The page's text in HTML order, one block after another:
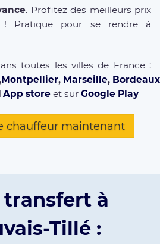
. Profitez des meilleurs prix
! Pratique pour se rendre à
toutes les villes de France :
Montpellier, Marseille, Bordeaux
App store et sur Google Play
chauffeur maintenant
à
Tillé :